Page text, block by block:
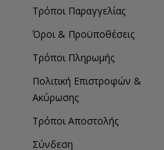
Τρόποι Παραγγελίας
Όροι & Προϋποθέσεις
Τρόποι Πληρωμής
Πολιτική Επιστροφών &
Ακύρωσης
Τρόποι Αποστολής
Σύνδεση